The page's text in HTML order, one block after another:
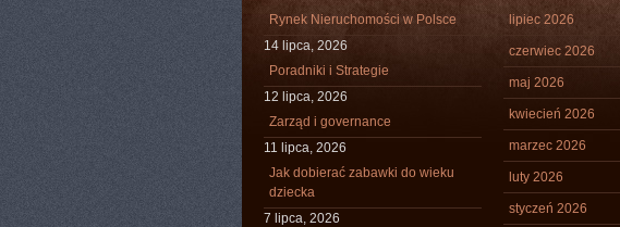
Rynek Nieruchomości w Polsce
14 lipca, 2026
Poradniki i Strategie
12 lipca, 2026
Zarząd i governance
11 lipca, 2026
Jak dobierać zabawki do wieku
dziecka
7 lipca, 2026
lipiec 2026
czerwiec 2026
maj 2026
kwiecień 2026
marzec 2026
luty 2026
styczeń 2026